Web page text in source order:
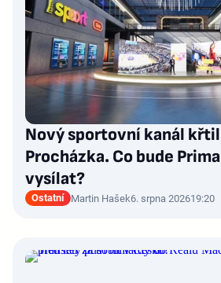
Nový sportovní kanál
Procházka. Co bude
vysílat?
Ostatní Martin Hašek6. srpna 202619:20